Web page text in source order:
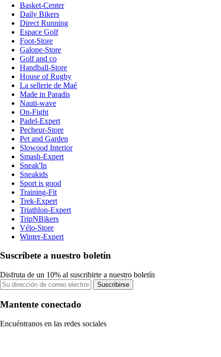
Basket-Center
Daily Bikers
Direct Running
Espace Golf
Foot-Store
Galope-Store
Golf and co
Handball-Store
House of Rugby
La sellerie de Maé
Made in Paradis
Nauti-wave
On-Fight
Padel-Expert
Pecheur-Store
Pet and Garden
Slowood Interior
Smash-Expert
Sneak'In
Sneakids
Sport is good
Training-Fit
Trek-Expert
Triathlon-Expert
TripNBikers
Vélo-Store
Winter-Expert
Suscríbete a nuestro boletín
Disfruta de un 10% al suscribirte a nuestro boletín
Suscribirse
Mantente conectado
Encuéntranos en las redes sociales